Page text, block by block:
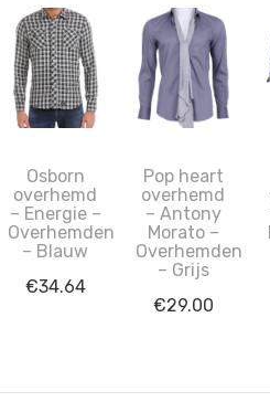
Osborn
overhemd
– Energie –
Overhemden
– Blauw
€34.64
Pop heart
overhemd
– Antony
Morato –
Overhemden
– Grijs
€29.00